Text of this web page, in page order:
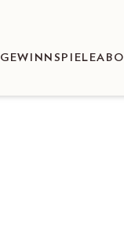
GEWINNSPIELEABO